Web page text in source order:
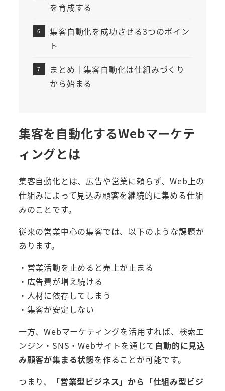
を育成する
集客自動化を成功させる3つのポイン
ト
まとめ｜集客自動化は仕組みづくり
から始まる
集客を自動化するWebマーケテ
ィングとは
集客自動化とは、広告や営業に頼らず、Web上の
仕組みによって見込み顧客を継続的に集める仕組
みのことです。
従来の営業中心の集客では、以下のような課題が
あります。
・営業活動を止めると売上が止まる
・広告費が増え続ける
・人材に依存してしまう
・集客が安定しない
一方、Webマーケティングを活用すれば、検索エ
ンジン・SNS・Webサイトを通じて 自動的に見込
み顧客が集まる状態を作ることが可能です。
つまり、
「営業型ビジネス」から「仕組み型ビジ